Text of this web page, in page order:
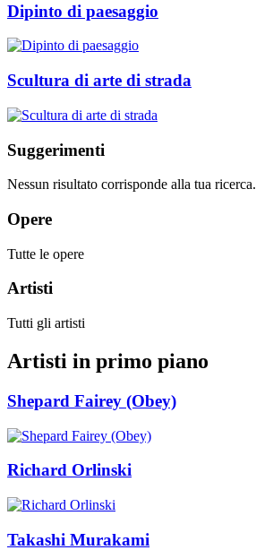
Dipinto di paesaggio
Scultura di arte di strada
Suggerimenti
Nessun risultato corrisponde alla tua ricerca.
Opere
Tutte le opere
Artisti
Tutti gli artisti
Artisti in primo piano
Shepard Fairey (Obey)
Richard Orlinski
Takashi Murakami